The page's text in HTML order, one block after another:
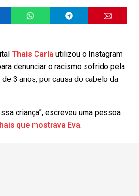
Thais Carla utilizou o Instagram
denunciar o racismo sofrido pela
de 3 anos, por causa do cabelo da
criança”, escreveu uma pessoa
que mostrava Eva.